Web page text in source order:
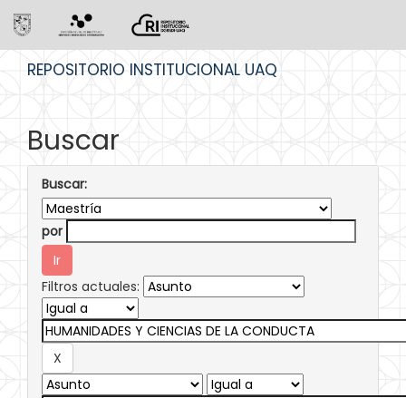
REPOSITORIO INSTITUCIONAL UAQ
Buscar
Buscar:
por
Filtros actuales: